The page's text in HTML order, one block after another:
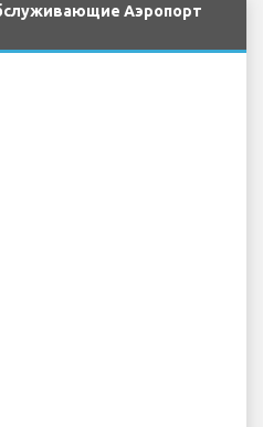
Аэропорт